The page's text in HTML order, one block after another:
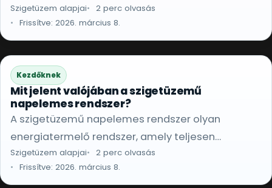
kérdés: energiabiztonság vagy gyors megtérülés?
Szigetüzem alapjai
2 perc olvasás
Frissítve: 2026. március 8.
Kezdőknek
Mit jelent valójában a szigetüzemű
napelemes rendszer?
A szigetüzemű napelemes rendszer olyan
energiatermelő rendszer, amely teljesen
független az áramszolgáltató hálózatától.
Szigetüzem alapjai
2 perc olvasás
Frissítve: 2026. március 8.